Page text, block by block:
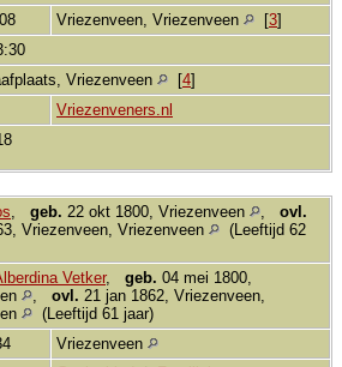
Vriezenveen, Vriezenveen [3]
Vriezenveen [4]
Vriezenveners.nl
geb. 22 okt 1800, Vriezenveen
ovl.
Vriezenveen, Vriezenveen
(Leeftijd 62
Vetker, geb. 04 mei 1800,
ovl. 21 jan 1862, Vriezenveen,
(Leeftijd 61 jaar)
Vriezenveen